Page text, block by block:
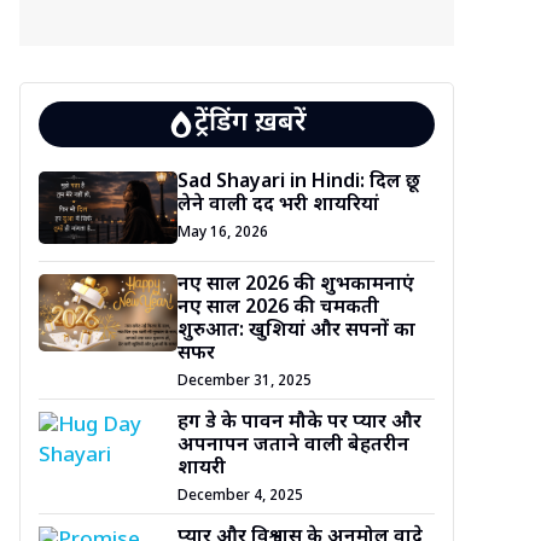
ट्रेंडिंग ख़बरें
Sad Shayari in Hindi: दिल छू
लेने वाली दर्द भरी शायरियां
May 16, 2026
नए साल 2026 की शुभकामनाएं
नए साल 2026 की चमकती
शुरुआत: खुशियां और सपनों का
सफर
December 31, 2025
हग डे के पावन मौके पर प्यार और
अपनापन जताने वाली बेहतरीन
शायरी
December 4, 2025